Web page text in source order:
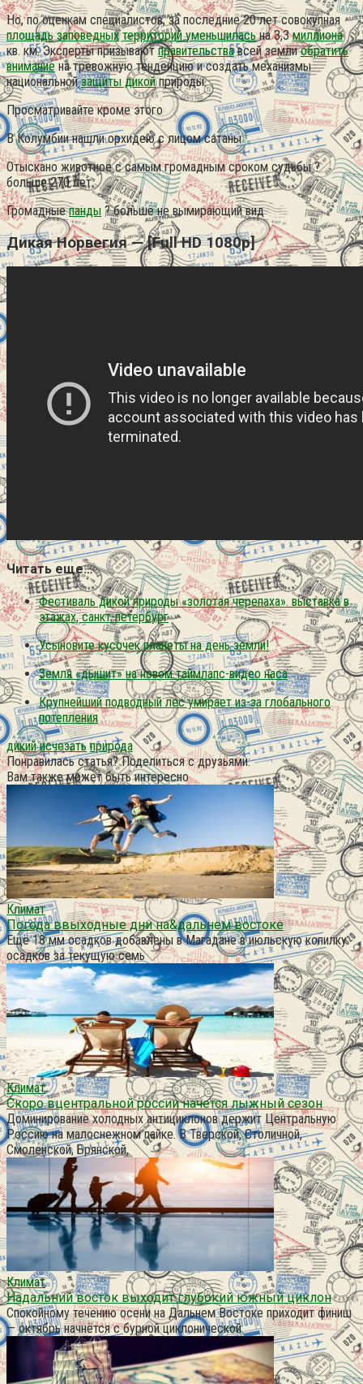
Но, по оценкам специалистов, за последние 20 лет совокупная
площадь заповедных территорий уменьшиласьна 3,3миллиона
кв. км. Эксперты призываютправительствавсей землиобратить
вниманиена тревожную тенденцию и создать механизмы
национальнойзащиты дикойприроды.
Просматривайте кроме этого
В Колумбии нашли орхидею с лицом сатаны
Отыскано животное с самым громадным сроком судьбы ?
больше 270 лет
Громадныепанды ? больше не вымирающий вид
Дикая Норвегия — [Full HD 1080p]
Читать еще…
Фестиваль дикой природы «золотая черепаха». выставка в
этажах, санкт-петербург
Усыновите кусочек планеты на день земли!
Земля «дышит» на новом таймлапс-видео наса
Крупнейший подводный лес умирает из-за глобального
потепления
дикий исчезать природа
Понравилась статья? Поделиться с друзьями:
Вам также может быть интересно
Климат
Погода ввыходные дни на&дальнем востоке
Ещё 18 мм осадков добавлены в Магадане в июльскую копилку
осадков за текущую семь
Климат
Скоро вцентральной россии начется лыжный сезон
Доминирование холодных антициклонов держит Центральную
Россию на малоснежном пайке. В Тверской, Столичной,
Смоленской, Брянской,
Климат
Надальний восток выходит глубокий южный циклон
Спокойному течению осени на Дальнем Востоке приходит финиш
— октябрь начнётся с бурной циклонической